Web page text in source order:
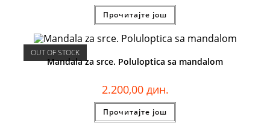
Прочитајте још
OUT OF STOCK
Mandala za srce. Poluloptica sa mandalom
2.200,00 дин.
Прочитајте још